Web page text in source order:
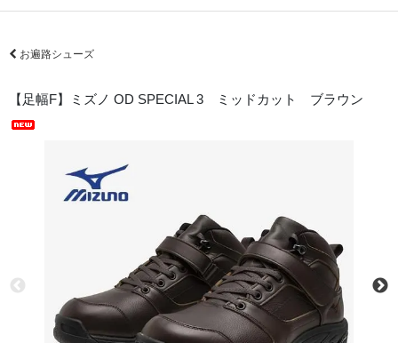
お遍路シューズ
【足幅F】ミズノ OD SPECIAL 3 ミッドカット ブラウン